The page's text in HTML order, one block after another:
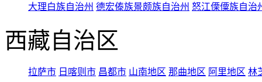
大理白族自治州 德宏傣族景颇族自治州 怒江傈僳族自治
西藏自治区
拉萨市 日喀则市 昌都市 山南地区 那曲地区 阿里地区 林